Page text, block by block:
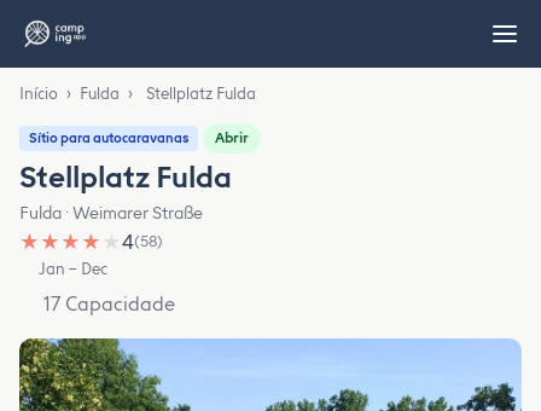
Início › Fulda › Stellplatz Fulda
Sítio para autocaravanas Abrir
Stellplatz Fulda
Fulda · Weimarer Straße
★ ★ ★ ★ ★4(58)
Jan – Dec
17 Capacidade